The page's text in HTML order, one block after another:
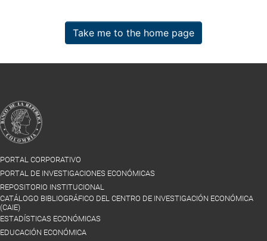
Take me to the home page
PORTAL CORPORATIVO
PORTAL DE INVESTIGACIONES ECONÓMICAS
REPOSITORIO INSTITUCIONAL
CATÁLOGO BIBLIOGRÁFICO DEL CENTRO DE INVESTIGACIÓN ECONÓMICA
(CAIE)
ESTADÍSTICAS ECONÓMICAS
EDUCACIÓN ECONÓMICA